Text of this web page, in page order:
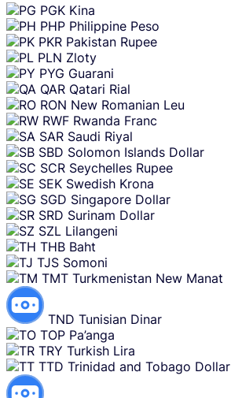
PGK Kina
PHP Philippine Peso
PKR Pakistan Rupee
PLN Zloty
PYG Guarani
QAR Qatari Rial
RON New Romanian Leu
RWF Rwanda Franc
SAR Saudi Riyal
SBD Solomon Islands Dollar
SCR Seychelles Rupee
SEK Swedish Krona
SGD Singapore Dollar
SRD Surinam Dollar
SZL Lilangeni
THB Baht
TJS Somoni
TMT Turkmenistan New Manat
TND Tunisian Dinar
TOP Pa’anga
TRY Turkish Lira
TTD Trinidad and Tobago Dollar